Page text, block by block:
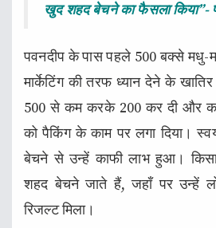
खुद शहद बेचने का फैसला किया”-
पवनदीप के पास पहले 500 बक्से
मार्केटिंग की तरफ ध्यान देने के
500 से कम करके 200 कर दी और
को पैकिंग के काम पर लगा दिया।
बेचने से उन्हें काफी लाभ हुआ।
शहद बेचने जाते हैं, जहाँ पर उन्हें
रिजल्ट मिला।